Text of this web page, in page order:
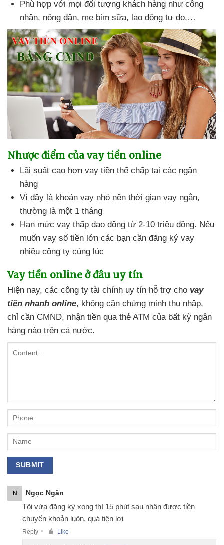
Phù hợp với mọi đối tượng khách hàng như công
nhân, nông dân, mẹ bỉm sữa, lao động tự do,…
Nhược điểm của vay tiền online
Lãi suất cao hơn vay tiền thế chấp tại các ngân
hàng
Vì đây là khoản vay nhỏ nên thời gian vay ngắn,
thường là một 1 tháng
Hạn mức vay thấp dao động từ 2-10 triệu đồng. Nếu
muốn vay số tiền lớn các bạn cần đăng ký vay
nhiều công ty cùng lúc
Vay tiền online ở đâu uy tín
Hiện nay, các công ty tài chính uy tín hỗ trợ cho vay
tiền nhanh online, không cần chứng minh thu nhập,
chỉ cần CMND, nhận tiền qua thẻ ATM của bất kỳ ngân
hàng nào trên cả nước.
N Ngọc Ngân
Tôi vừa đăng ký xong thì 15 phút sau nhận được tiền
chuyển khoản luôn, quá tiện lợi
Reply ● Like